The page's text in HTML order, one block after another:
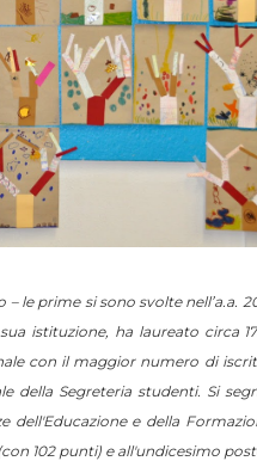
le prime si sono svolte nell’a.a.
istituzione, ha laureato circa
con il maggior numero di
della Segreteria studenti. Si
dell'Educazione e della
102 punti) e all'undicesimo